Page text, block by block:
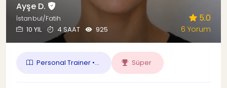
Ayşe D.
İstanbul/Fatih
10 YIL
4 SAAT 925
5.0
6 Yorum
Personal Trainer •... Süper